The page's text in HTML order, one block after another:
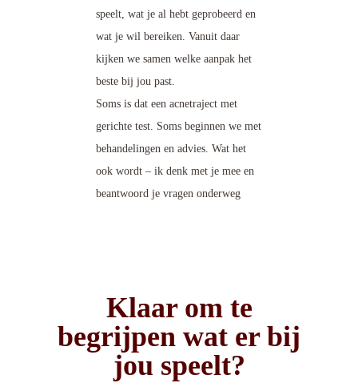
speelt, wat je al hebt geprobeerd en
wat je wil bereiken. Vanuit daar
kijken we samen welke aanpak het
beste bij jou past.
Soms is dat een acnetraject met
gerichte test. Soms beginnen we met
behandelingen en advies. Wat het
ook wordt – ik denk met je mee en
beantwoord je vragen onderweg
Klaar om te
begrijpen wat er bij
jou speelt?